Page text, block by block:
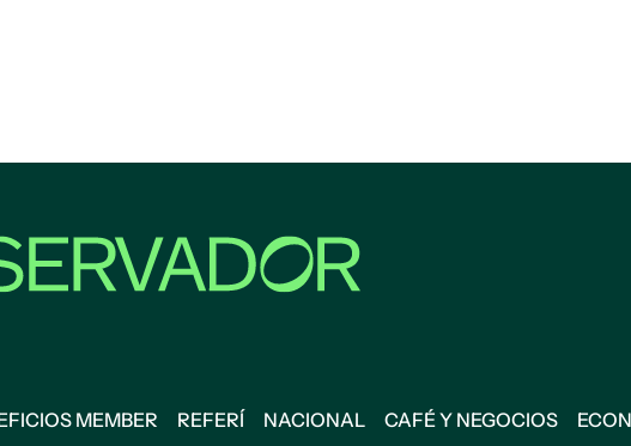
MEMBER REFERÍ NACIONAL CAFÉ Y NEGOCIOS